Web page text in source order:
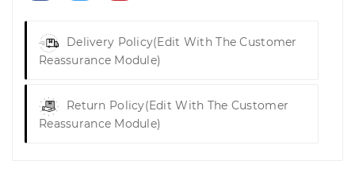
Delivery Policy(edit With The Customer
Reassurance Module)
Return Policy(edit With The Customer
Reassurance Module)